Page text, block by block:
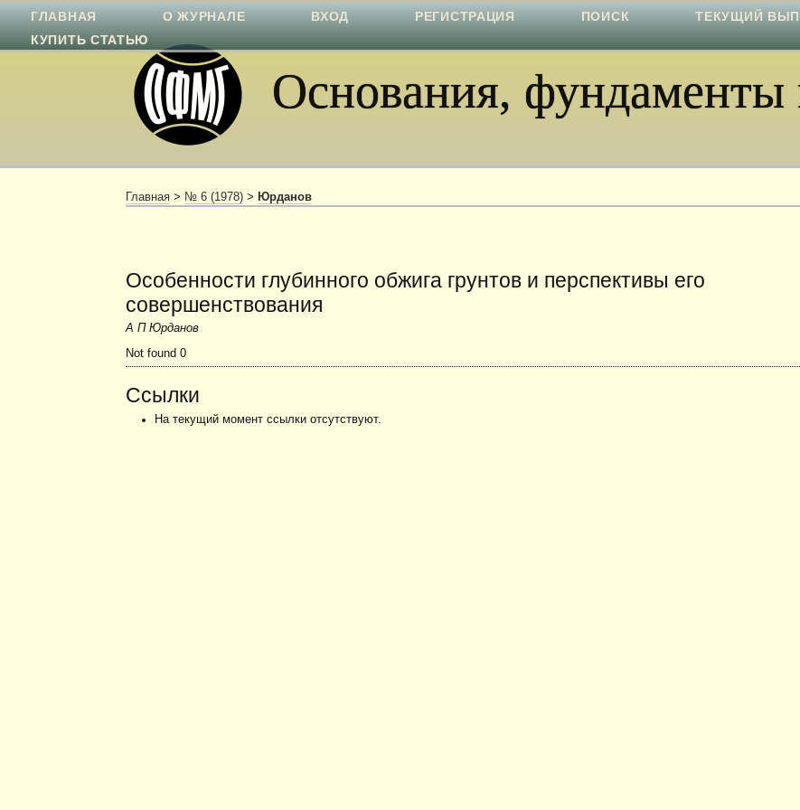
Основания, фундаменты
ГЛАВНАЯ О ЖУРНАЛЕ ВХОД РЕГИСТРАЦИЯ ПОИСК ТЕКУЩИЙ
КУПИТЬ СТАТЬЮ
Главная > № 6 (1978) > Юрданов
Особенности глубинного обжига грунтов и перспективы его
совершенствования
А П Юрданов
Not found 0
Ссылки
На текущий момент ссылки отсутствуют.